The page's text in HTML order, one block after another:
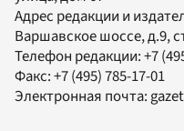
Адрес редакции и
Варшавское шоссе, д.9,
Телефон редакции:+7
Факс:+7 (495) 785-17-01
Электронная почта: